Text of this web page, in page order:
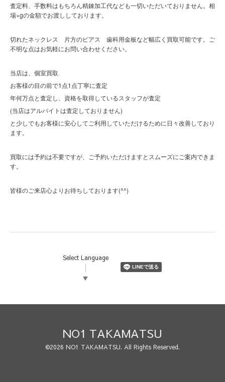
査定料、手数料はもちろん精錬加工代なども一切いただいておりません。相
場×gの金額でお渡ししております。
切れたネックレス 片方のピアス 歯科用金板など幅広く買取可能です。ご
不明な点はお気軽にお問い合わせください。
当店は、個室買取
お客様の目の前で1点1点丁寧に査定
年何万点と査定し、資格を取得しているスタッフが査定
(当店はアルバイトは査定しておりません)
と少しでもお客様に安心してご利用していただけるために日々改善しており
ます。
買取には予約は不要ですが、ご予約いただけますとスムーズにご案内できま
す。
皆様のご来店心よりお待ちしております(^^)
Select Language
▼
NO1 TAKAMATSU
©2026 NO1 TAKAMATSU. All Rights Reserved.